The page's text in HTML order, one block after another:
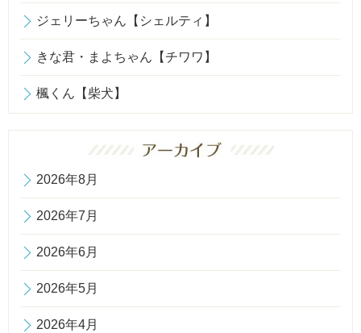
ジェリーちゃん【シェルティ】
きな君・まよちゃん【チワワ】
楓くん【柴犬】
2026年8月
2026年7月
2026年6月
2026年5月
2026年4月